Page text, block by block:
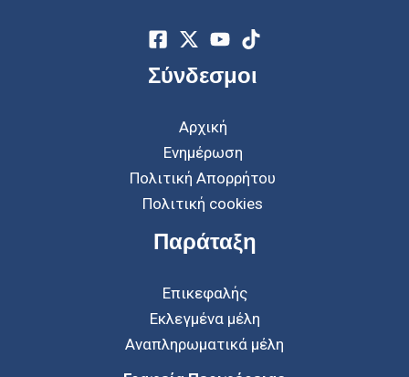
Σύνδεσμοι
Αρχική
Ενημέρωση
Πολιτική Απορρήτου
Πολιτική cookies
Παράταξη
Επικεφαλής
Εκλεγμένα μέλη
Αναπληρωματικά μέλη